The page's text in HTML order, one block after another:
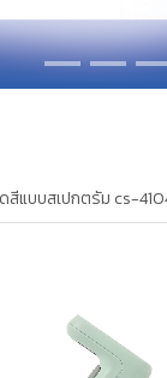
สีแบบสเปกตรัม cs-